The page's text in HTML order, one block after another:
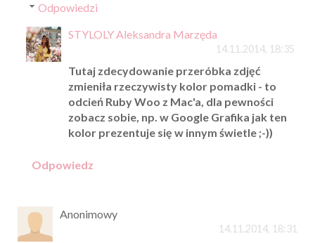
Odpowiedzi
STYLOLY Aleksandra Marzęda
14.11.2014, 18:35
Tutaj zdecydowanie przeróbka zdjęć
zmieniła rzeczywisty kolor pomadki - to
odcień Ruby Woo z Mac'a, dla pewności
zobacz sobie, np. w Google Grafika jak ten
kolor prezentuje się w innym świetle ;-))
Odpowiedz
Anonimowy
14.11.2014, 18:31